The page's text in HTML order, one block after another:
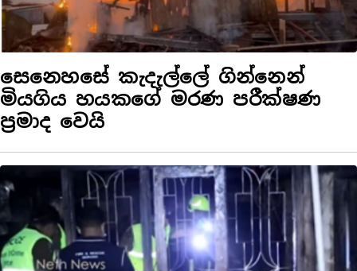
සෙනෙහසේ කැදැල්ලේ ගින්නෙන්
මියගිය හයකගේ මරණ පරීක්ෂණ
ප්‍රමාද වෙයි